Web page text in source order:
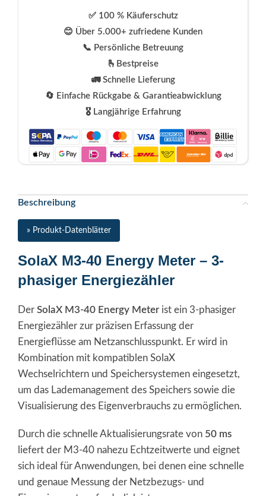
✅ 100 % Käuferschutz
😊 Über 5.000+ zufriedene Kunden
📞 Persönliche Betreuung
🫰Bestpreise
🚛 Schnelle Lieferung
🔄 Einfache Rückgabe & Garantieabwicklung
🎖️ Langjährige Erfahrung
Beschreibung
» Produkt-Datenblätter
SolaX M3-40 Energy Meter – 3-
phasiger Energiezähler
Der SolaX M3-40 Energy Meter ist ein 3-phasiger
Energiezähler zur präzisen Erfassung der
Energieflüsse am Netzanschlusspunkt. Er wird in
Kombination mit kompatiblen SolaX
Wechselrichtern und Speichersystemen eingesetzt,
um das Lademanagement des Speichers sowie die
Visualisierung des Eigenverbrauchs zu ermöglichen.
Durch die schnelle Aktualisierungsrate von 50 ms
liefert der M3-40 nahezu Echtzeitwerte und eignet
sich ideal für Anwendungen, bei denen eine schnelle
und genaue Messung der Netzbezugs- und